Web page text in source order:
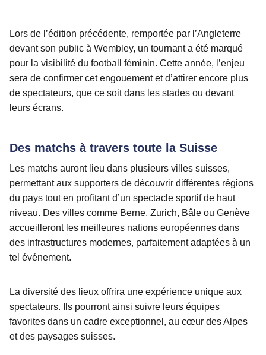
Lors de l’édition précédente, remportée par l’Angleterre
devant son public à Wembley, un tournant a été marqué
pour la visibilité du football féminin. Cette année, l’enjeu
sera de confirmer cet engouement et d’attirer encore plus
de spectateurs, que ce soit dans les stades ou devant
leurs écrans.
Des matchs à travers toute la Suisse
Les matchs auront lieu dans plusieurs villes suisses,
permettant aux supporters de découvrir différentes régions
du pays tout en profitant d’un spectacle sportif de haut
niveau. Des villes comme Berne, Zurich, Bâle ou Genève
accueilleront les meilleures nations européennes dans
des infrastructures modernes, parfaitement adaptées à un
tel événement.
La diversité des lieux offrira une expérience unique aux
spectateurs. Ils pourront ainsi suivre leurs équipes
favorites dans un cadre exceptionnel, au cœur des Alpes
et des paysages suisses.